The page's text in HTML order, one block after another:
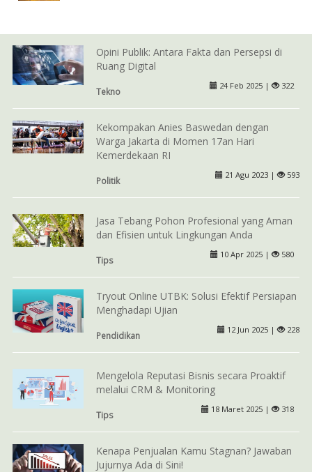
Opini Publik: Antara Fakta dan Persepsi di
Ruang Digital
Tekno
24 Feb 2025 | 322
Kekompakan Anies Baswedan dengan
Warga Jakarta di Momen 17an Hari
Kemerdekaan RI
Politik
21 Agu 2023 | 593
Jasa Tebang Pohon Profesional yang Aman
dan Efisien untuk Lingkungan Anda
Tips
10 Apr 2025 | 580
Tryout Online UTBK: Solusi Efektif Persiapan
Menghadapi Ujian
Pendidikan
12 Jun 2025 | 228
Mengelola Reputasi Bisnis secara Proaktif
melalui CRM & Monitoring
Tips
18 Maret 2025 | 318
Kenapa Penjualan Kamu Stagnan? Jawaban
Jujurnya Ada di Sini!